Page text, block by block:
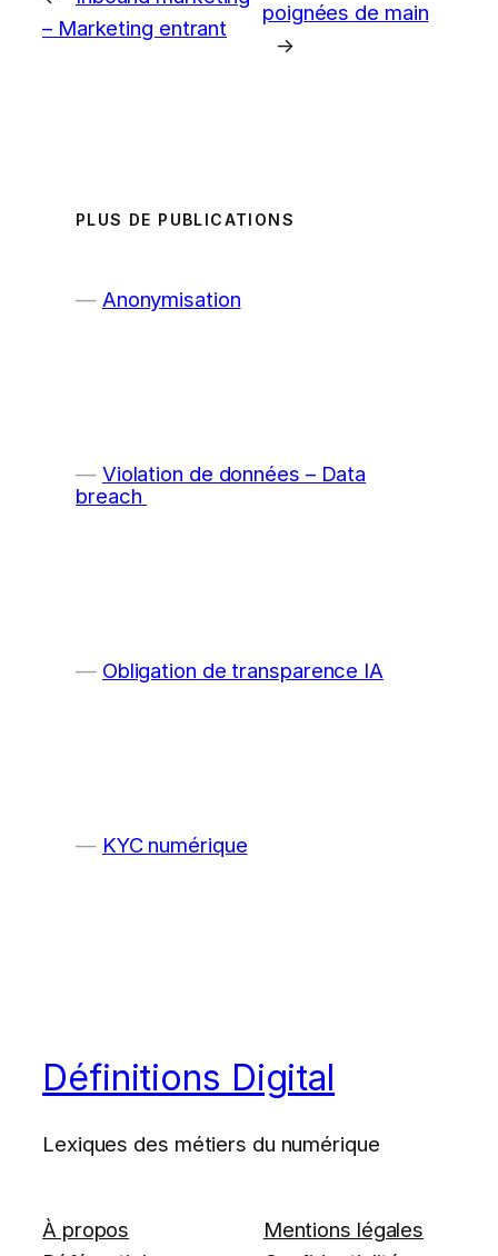
– Marketing entrant
poignées de main
→
PLUS DE PUBLICATIONS
Anonymisation
Violation de données – Data
breach
Obligation de transparence IA
KYC numérique
Définitions Digital
Lexiques des métiers du numérique
À propos
Mentions légales